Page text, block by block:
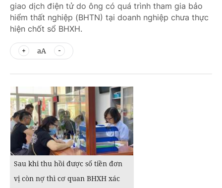
giao dịch điện tử do ông có quá trình tham gia bảo
hiểm thất nghiệp (BHTN) tại doanh nghiệp chưa thực
hiện chốt sổ BHXH.
aA
Sau khi thu hồi được số tiền đơn
vị còn nợ thì cơ quan BHXH xác